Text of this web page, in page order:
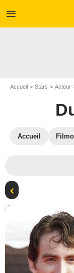
menu
Accueil Stars Acteur
Accueil